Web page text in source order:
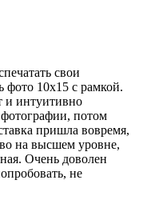
свои
фото 10х15 с рамкой.
и интуитивно
фотографии, потом
пришла вовремя,
на высшем уровне,
Очень доволен
не